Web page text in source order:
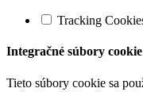
Tracking
Integračné súbory
Tieto súbory cookie sa